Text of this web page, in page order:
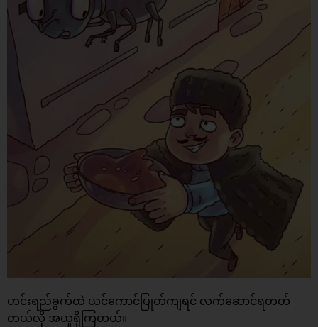
ဟင်းရည်ခွက်ထဲ ယင်ကောင်ပြုတ်ကျရင် လက်ဆောင်ရတတ်
တယ်လို အယူရှိကြတယ်။